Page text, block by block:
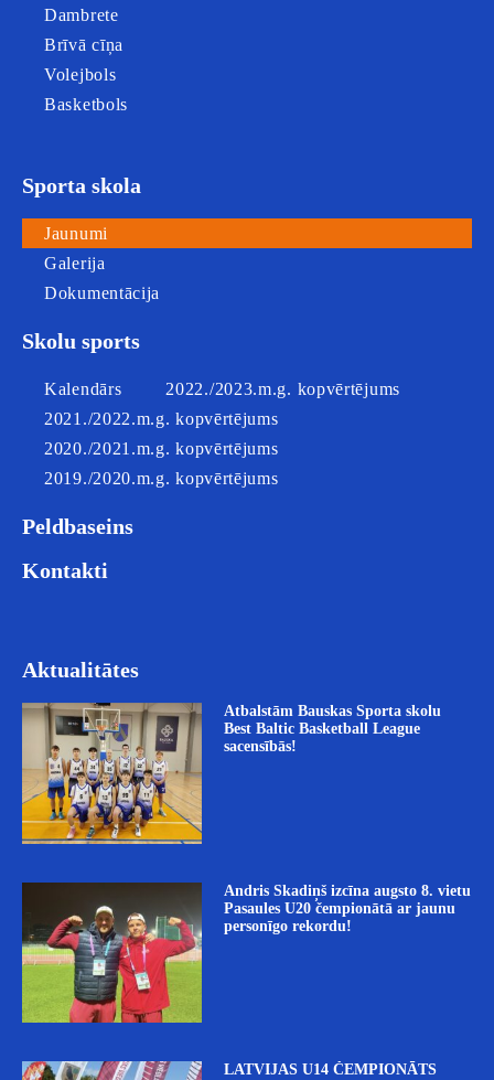
Dambrete
Brīvā cīņa
Volejbols
Basketbols
Sporta skola
Jaunumi
Galerija
Dokumentācija
Skolu sports
Kalendārs
2022./2023.m.g. kopvērtējums
2021./2022.m.g. kopvērtējums
2020./2021.m.g. kopvērtējums
2019./2020.m.g. kopvērtējums
Peldbaseins
Kontakti
Aktualitātes
Atbalstām Bauskas Sporta skolu
Best Baltic Basketball League
sacensībās!
Andris Skadiņš izcīna augsto 8. vietu
Pasaules U20 čempionātā ar jaunu
personīgo rekordu!
LATVIJAS U14 ČEMPIONĀTS